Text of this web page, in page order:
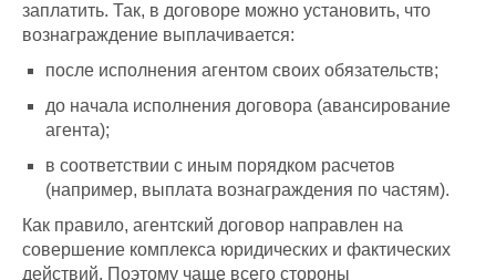
заплатить. Так, в договоре можно установить, что
вознаграждение выплачивается:
после исполнения агентом своих обязательств;
до начала исполнения договора (авансирование
агента);
в соответствии с иным порядком расчетов
(например, выплата вознаграждения по частям).
Как правило, агентский договор направлен на
совершение комплекса юридических и фактических
действий. Поэтому чаще всего стороны